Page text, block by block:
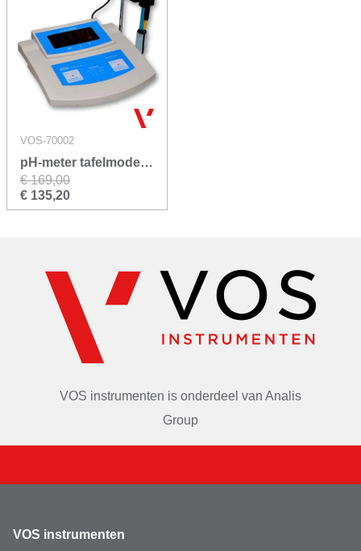
VOS-70002
pH-meter tafelmodel compleet VOS label
€ 169,00
€ 135,20
VOS instrumenten is onderdeel van Analis
Group
VOS instrumenten